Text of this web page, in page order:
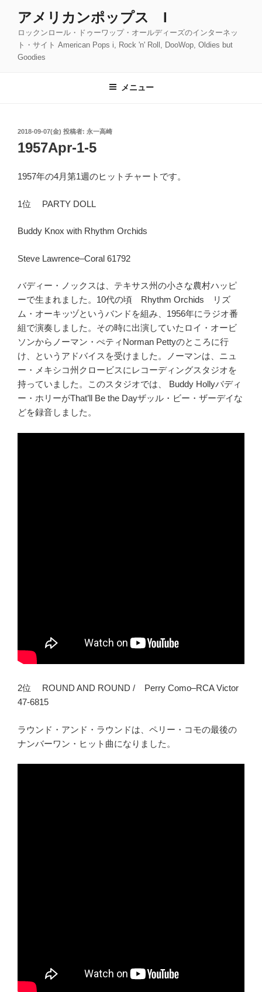
アメリカンポップス I
ロックンロール・ドゥーワップ・オールディーズのインターネッ
ト・サイト American Pops i, Rock 'n' Roll, DooWop, Oldies but
Goodies
メニュー
投
稿
日:
2018-09-07(金) 投稿者: 永一高崎
1957Apr-1-5
1957年の4月第1週のヒットチャートです。
1位 PARTY DOLL
Buddy Knox with Rhythm Orchids
Steve Lawrence–Coral 61792
バディー・ノックスは、テキサス州の小さな農村ハッピ
ーで生まれました。10代の頃 Rhythm Orchids リズ
ム・オーキッヅというバンドを組み、1956年にラジオ番
組で演奏しました。その時に出演していたロイ・オービ
ソンからノーマン・ぺティNorman Pettyのところに行
け、というアドバイスを受けました。ノーマンは、ニュ
ー・メキシコ州クロービスにレコーディングスタジオを
持っていました。このスタジオでは、 Buddy Hollyバディ
ー・ホリーがThat’ll Be the Dayザッル・ビー・ザーデイな
どを録音しました。
2位 ROUND AND ROUND / Perry Como–RCA Victor
47-6815
ラウンド・アンド・ラウンドは、ペリー・コモの最後の
ナンバーワン・ヒット曲になりました。